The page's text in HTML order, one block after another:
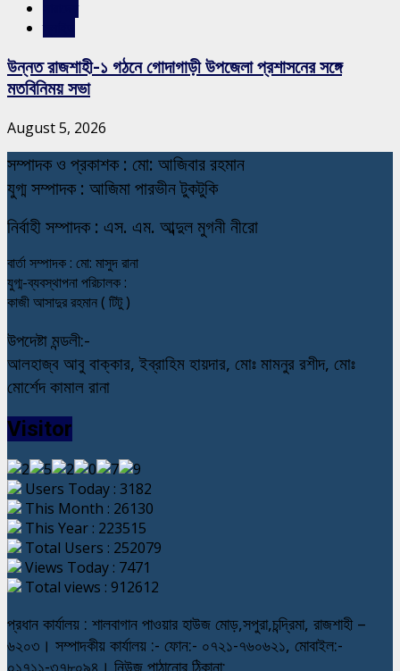
উন্নত রাজশাহী-১ গঠনে গোদাগাড়ী উপজেলা প্রশাসনের সঙ্গে
মতবিনিময় সভা
August 5, 2026
সম্পাদক ও প্রকাশক : মো: আজিবার রহমান
যুগ্ম সম্পাদক : আজিমা পারভীন টুকটুকি
নির্বাহী সম্পাদক : এস. এম. আব্দুল মুগনী নীরো
বার্তা সম্পাদক : মো: মাসুদ রানা
যুগ্ম-ব্যবস্থাপনা পরিচালক :
কাজী আসাদুর রহমান ( টিটু )
উপদেষ্টা মন্ডলী:-
আলহাজ্ব আবু বাক্কার, ইব্রাহিম হায়দার, মোঃ মামনুর রশীদ, মোঃ
মোর্শেদ কামাল রানা
Visitor
Users Today : 3182
This Month : 26130
This Year : 223515
Total Users : 252079
Views Today : 7471
Total views : 912612
প্রধান কার্যালয় : শালবাগান পাওয়ার হাউজ মোড়,সপুরা,চন্দ্রিমা, রাজশাহী –
৬২০৩। সম্পাদকীয় কার্যালয় :- ফোন:- ০৭২১-৭৬০৬২১, মোবাইল:-
০১৭১১-৩৭৮০৯৪। নিউজ পাঠানোর ঠিকানা: